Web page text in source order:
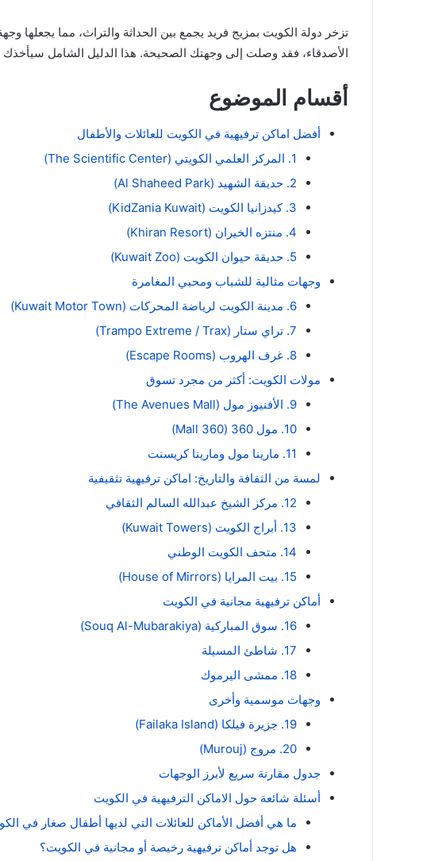
تزخر دولة الكويت بمزيج فريد يجمع بين الحداثة والتراث، مما يجعلها
الأصدقاء، فقد وصلت إلى وجهتك الصحيحة. هذا الدليل الشامل
أقسام الموضوع
أفضل اماكن ترفيهية في الكويت للعائلات والأطفال
1. المركز العلمي الكويتي (The Scientific Center)
2. حديقة الشهيد (Al Shaheed Park)
3. كيدزانيا الكويت (KidZania Kuwait)
4. منتزه الخيران (Khiran Resort)
5. حديقة حيوان الكويت (Kuwait Zoo)
وجهات مثالية للشباب ومحبي المغامرة
6. مدينة الكويت لرياضة المحركات (Kuwait Motor Town)
7. تراي ستار (Trampo Extreme / Trax)
8. غرف الهروب (Escape Rooms)
مولات الكويت: أكثر من مجرد تسوق
9. الأفنيوز مول (The Avenues Mall)
10. مول 360 (360 Mall)
11. مارينا مول ومارينا كريسنت
لمسة من الثقافة والتاريخ: اماكن ترفيهية تثقيفية
12. مركز الشيخ عبدالله السالم الثقافي
13. أبراج الكويت (Kuwait Towers)
14. متحف الكويت الوطني
15. بيت المرايا (House of Mirrors)
أماكن ترفيهية مجانية في الكويت
16. سوق المباركية (Souq Al-Mubarakiya)
17. شاطئ المسيلة
18. ممشى اليرموك
وجهات موسمية وأخرى
19. جزيرة فيلكا (Failaka Island)
20. مروج (Murouj)
جدول مقارنة سريع لأبرز الوجهات
أسئلة شائعة حول الاماكن الترفيهية في الكويت
ما هي أفضل الأماكن للعائلات التي لديها أطفال صغار في
هل توجد أماكن ترفيهية رخيصة أو مجانية في الكويت؟